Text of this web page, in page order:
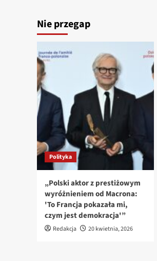
Nie przegap
Polityka
„Polski aktor z prestiżowym
wyróżnieniem od Macrona:
'To Francja pokazała mi,
czym jest demokracja'”
Redakcja 20 kwietnia, 2026